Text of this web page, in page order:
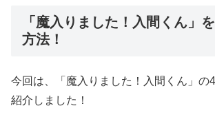
「魔入りました！入間くん」
方法！
今回は、「魔入りました！入間くん」の
紹介しました！